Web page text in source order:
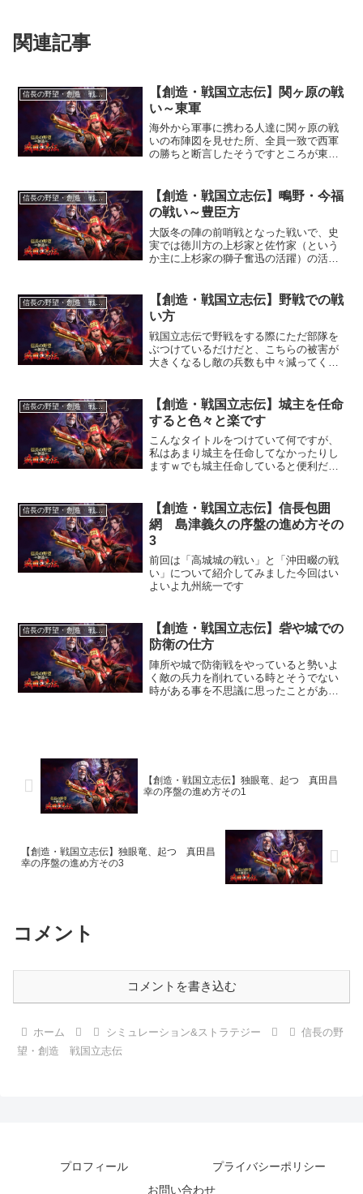
関連記事
信長の野望・創造 戦国立志伝
【創造・戦国立志伝】関ヶ原の戦
い～東軍
海外から軍事に携わる人達に関ヶ原の戦
いの布陣図を見せた所、全員一致で西軍
の勝ちと断言したそうですところが東軍
た事があります戦の勝ち負けはテーブル
の上では決まらないという...
信長の野望・創造 戦国立志伝
【創造・戦国立志伝】鴫野・今福
の戦い～豊臣方
大阪冬の陣の前哨戦となった戦いで、史
実では徳川方の上杉家と佐竹家（という
か主に上杉家の獅子奮迅の活躍）の活躍
です
信長の野望・創造 戦国立志伝
【創造・戦国立志伝】野戦での戦
い方
戦国立志伝で野戦をする際にただ部隊を
ぶつけているだけだと、こちらの被害が
大きくなるし敵の兵数も中々減ってくれ
敵の兵数を減らす方法を知っておくこと
が必要です
信長の野望・創造 戦国立志伝
【創造・戦国立志伝】城主を任命
すると色々と楽です
こんなタイトルをつけていて何ですが、
私はあまり城主を任命してなかったりし
ますｗでも城主任命していると便利だし
信長の野望・創造 戦国立志伝
【創造・戦国立志伝】信長包囲
網 島津義久の序盤の進め方その
3
前回は「高城城の戦い」と「沖田畷の戦
い」について紹介してみました今回はい
よいよ九州統一です
信長の野望・創造 戦国立志伝
【創造・戦国立志伝】砦や城での
防衛の仕方
陣所や城で防衛戦をやっていると勢いよ
く敵の兵力を削れている時とそうでない
時がある事を不思議に思ったことがある
【創造・戦国立志伝】独眼竜、起つ 真田昌
幸の序盤の進め方その1
【創造・戦国立志伝】独眼竜、起つ 真田昌
幸の序盤の進め方その3
コメント
コメントを書き込む
ホーム シミュレーション&ストラテジー
信長の野
望・創造 戦国立志伝
プロフィール
プライバシーポリシー
お問い合わせ